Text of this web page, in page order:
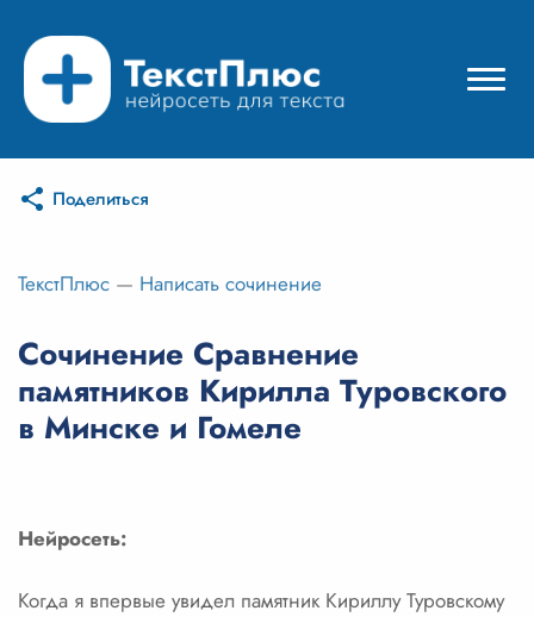
Режимы нейросети
Цены
Вход
Вход с Telegram
Поделиться
ТекстПлюс — Написать сочинение
Сочинение Сравнение
памятников Кирилла Туровского
в Минске и Гомеле
Нейросеть:
Когда я впервые увидел памятник Кириллу Туровскому